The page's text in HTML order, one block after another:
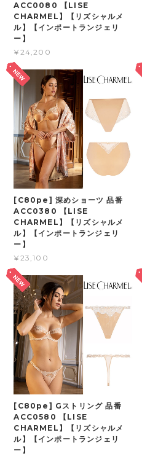
ACC0080 【LISE
CHARMEL】【リズシャルメ
ル】【インポートランジェリ
ー】
¥24,200
[C80pe] 深めショーツ 品番
ACC0380 【LISE
CHARMEL】【リズシャルメ
ル】【インポートランジェリ
ー】
¥23,100
[C80pe] Gストリング 品番
ACC0580 【LISE
CHARMEL】【リズシャルメ
ル】【インポートランジェリ
ー】